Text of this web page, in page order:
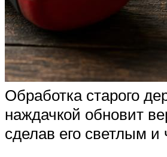
Обработка старого
наждачкой обновит
сделав его светлым и